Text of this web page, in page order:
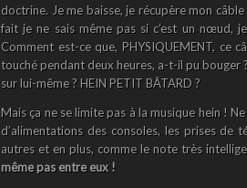
doctrine. Je me baisse, je récupère mon
fait je ne sais même pas si c’est un nœud,
Comment est-ce que, PHYSIQUEMENT, ce
touché pendant deux heures, a-t-il pu
sur lui-même ? HEIN PETIT BÂTARD ?
Mais ça ne se limite pas à la musique hein !
d’alimentations des consoles, les prises de
autres et en plus, comme le note très
même pas entre eux !